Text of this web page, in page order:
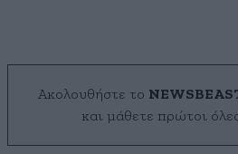
Ακολουθήστε το
και μάθετε πρώτοι